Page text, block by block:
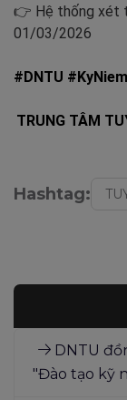
👉 Hệ thống xét
01/03/2026
#DNTU
TRUNG TÂM
Hashtag:
DNTU
"Đào tạo kỹ